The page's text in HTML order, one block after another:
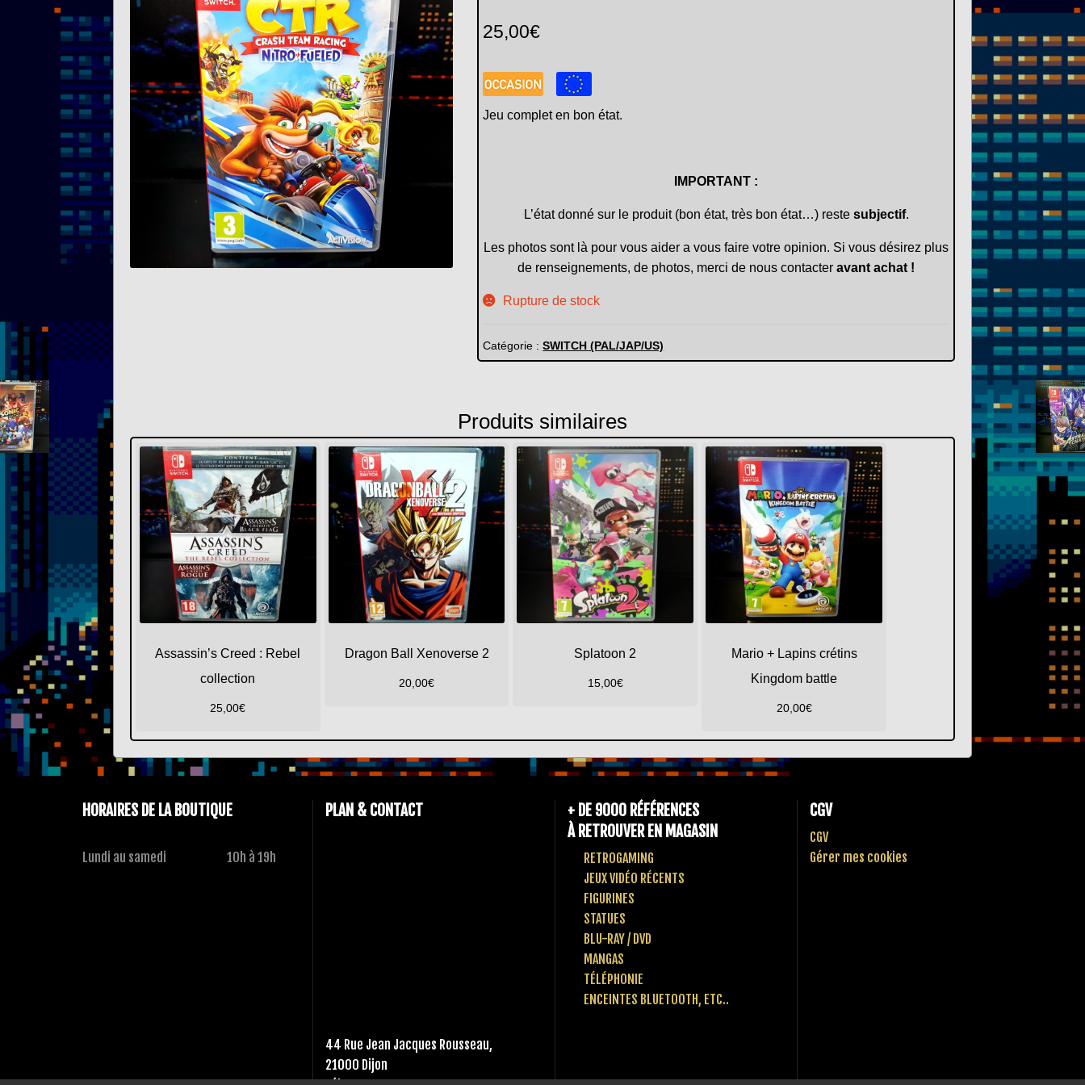
25,00€
Jeu complet en bon état.
IMPORTANT :
L’état donné sur le produit (bon état, très bon état…) reste subjectif.
Les photos sont là pour vous aider a vous faire votre opinion. Si vous désirez plus
de renseignements, de photos, merci de nous contacteravant achat !
Rupture de stock
Catégorie :SWITCH (PAL/JAP/US)
Produits similaires
Assassin’s Creed : Rebel
collection
25,00€
Dragon Ball Xenoverse 2
20,00€
Splatoon 2
15,00€
Mario + Lapins crétins
Kingdom battle
20,00€
HORAIRES DE LA BOUTIQUE
Lundi au samedi 10h à 19h
PLAN & CONTACT
44 Rue Jean Jacques Rousseau,
21000 Dijon
+ DE 9000 RÉFÉRENCES
À RETROUVER EN MAGASIN
RETROGAMING
JEUX VIDÉO RÉCENTS
FIGURINES
STATUES
BLU-RAY / DVD
MANGAS
TÉLÉPHONIE
ENCEINTES BLUETOOTH, ETC..
CGV
CGV
Gérer mes cookies